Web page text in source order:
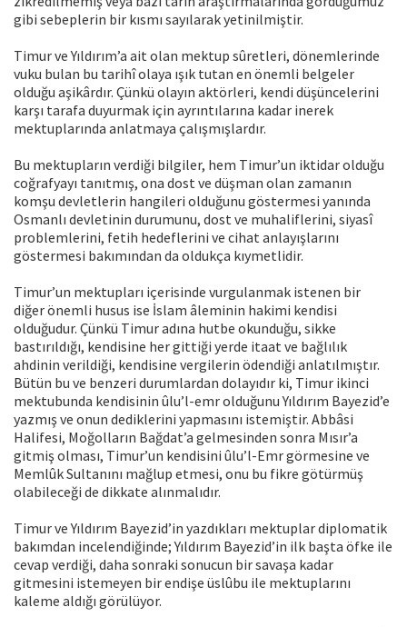
gibi sebeplerin bir kısmı sayılarak yetinilmiştir.
Timur ve Yıldırım’a ait olan mektup sûretleri, dönemlerinde
vuku bulan bu tarihî olaya ışık tutan en önemli belgeler
olduğu aşikârdır. Çünkü olayın aktörleri, kendi düşüncelerini
karşı tarafa duyurmak için ayrıntılarına kadar inerek
mektuplarında anlatmaya çalışmışlardır.
Bu mektupların verdiği bilgiler, hem Timur’un iktidar olduğu
coğrafyayı tanıtmış, ona dost ve düşman olan zamanın
komşu devletlerin hangileri olduğunu göstermesi yanında
Osmanlı devletinin durumunu, dost ve muhaliflerini, siyasî
problemlerini, fetih hedeflerini ve cihat anlayışlarını
göstermesi bakımından da oldukça kıymetlidir.
Timur’un mektupları içerisinde vurgulanmak istenen bir
diğer önemli husus ise İslam âleminin hakimi kendisi
olduğudur. Çünkü Timur adına hutbe okunduğu, sikke
bastırıldığı, kendisine her gittiği yerde itaat ve bağlılık
ahdinin verildiği, kendisine vergilerin ödendiği anlatılmıştır.
Bütün bu ve benzeri durumlardan dolayıdır ki, Timur ikinci
mektubunda kendisinin ûlu’l-emr olduğunu Yıldırım Bayezid’e
yazmış ve onun dediklerini yapmasını istemiştir. Abbâsi
Halifesi, Moğolların Bağdat’a gelmesinden sonra Mısır’a
gitmiş olması, Timur’un kendisini ûlu’l-Emr görmesine ve
Memlûk Sultanını mağlup etmesi, onu bu fikre götürmüş
olabileceği de dikkate alınmalıdır.
Timur ve Yıldırım Bayezid’in yazdıkları mektuplar diplomatik
bakımdan incelendiğinde; Yıldırım Bayezid’in ilk başta öfke ile
cevap verdiği, daha sonraki sonucun bir savaşa kadar
gitmesini istemeyen bir endişe üslûbu ile mektuplarını
kaleme aldığı görülüyor.